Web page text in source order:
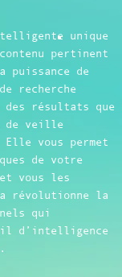
unique
pertinent
puissance de
recherche
des résultats que
de veille
vous permet
de votre
vous les
révolutionne la
qui
d’intelligence